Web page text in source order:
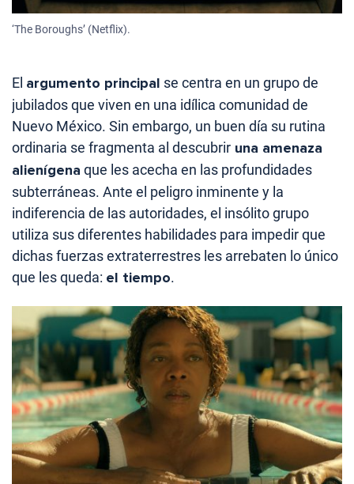
‘The Boroughs’ (Netflix).
El argumento principal se centra en un grupo de
jubilados que viven en una idílica comunidad de
Nuevo México. Sin embargo, un buen día su rutina
ordinaria se fragmenta al descubrir una amenaza
alienígena que les acecha en las profundidades
subterráneas. Ante el peligro inminente y la
indiferencia de las autoridades, el insólito grupo
utiliza sus diferentes habilidades para impedir que
dichas fuerzas extraterrestres les arrebaten lo único
que les queda: el tiempo.